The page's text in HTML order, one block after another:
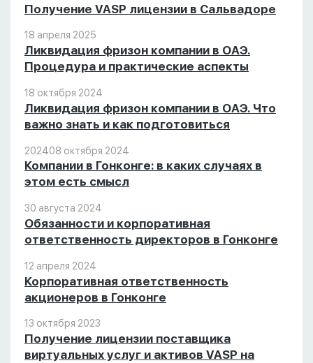
Получение VASP лицензии в Сальвадоре
18 апреля 2025
Ликвидация фризон компании в ОАЭ.
Процедура и практические аспекты
18 октября 2024
Ликвидация фризон компании в ОАЭ. Что
важно знать и как подготовиться
202408 октября 2024
Компании в Гонконге: в каких случаях в
этом есть смысл
30 августа 2024
Обязанности и корпоративная
ответственность директоров в Гонконге
12 апреля 2024
Корпоративная ответственность
акционеров в Гонконге
13 октября 2023
Получение лицензии поставщика
виртуальных услуг и активов VASP на